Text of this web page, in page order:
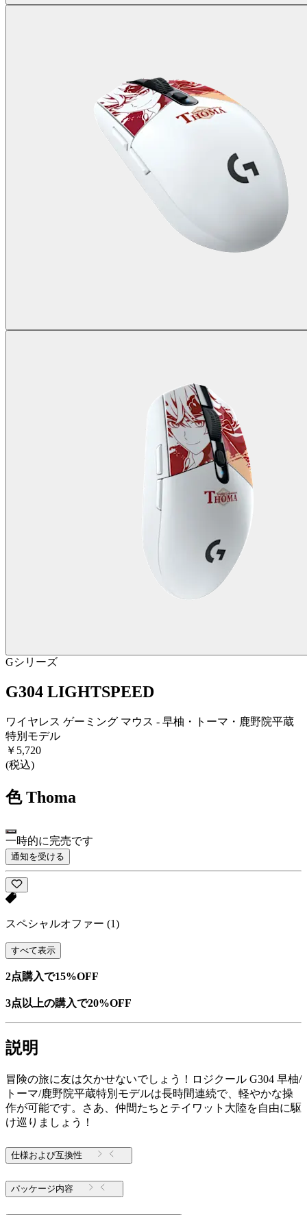
Gシリーズ
G304 LIGHTSPEED
ワイヤレス ゲーミング マウス - 早柚・トーマ・鹿野院平蔵
特別モデル
￥5,720
(税込)
色 Thoma
一時的に完売です
通知を受ける
スペシャルオファー (1)
すべて表示
2点購入で15%OFF
3点以上の購入で20%OFF
説明
冒険の旅に友は欠かせないでしょう！ロジクール G304 早柚/
トーマ/鹿野院平蔵特別モデルは長時間連続で、軽やかな操
作が可能です。さあ、仲間たちとテイワット大陸を自由に駆
け巡りましょう！
仕様および互換性
パッケージ内容